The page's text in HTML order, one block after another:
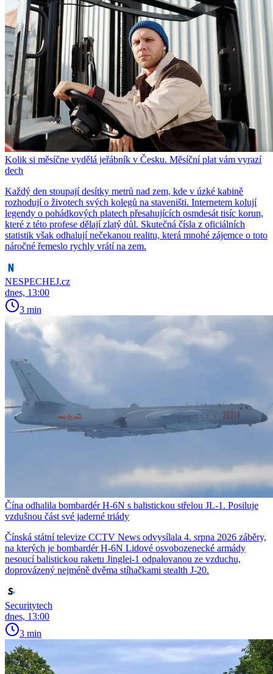
Kolik si měsíčne vydělá jeřábník v Česku. Měsíční plat vám vyrazí
dech
Každý den stoupají desítky metrů nad zem, kde v úzké kabině
rozhodují o životech svých kolegů na staveništi. Internetem kolují
legendy o pohádkových platech přesahujících osmdesát tisíc korun,
které z této profese dělají zlatý důl. Skutečná čísla z oficiálních
statistik však odhalují nečekanou realitu, která mnohé zájemce o toto
náročné řemeslo rychly vrátí na zem.
NESPECHEJ.cz
dnes, 13:00
3 min
Čína odhalila bombardér H-6N s balistickou střelou JL-1. Posiluje
vzdušnou část své jaderné triády
Čínská státní televize CCTV News odvysílala 4. srpna 2026 záběry,
na kterých je bombardér H-6N Lidové osvobozenecké armády
nesoucí balistickou raketu Jinglei-1 odpalovanou ze vzduchu,
doprovázený nejméně dvěma stíhačkami stealth J-20.
Securitytech
dnes, 13:00
3 min